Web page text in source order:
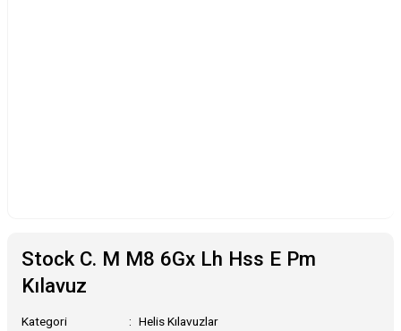
Stock C. M M8 6Gx Lh Hss E Pm
Kılavuz
Kategori
Helis Kılavuzlar